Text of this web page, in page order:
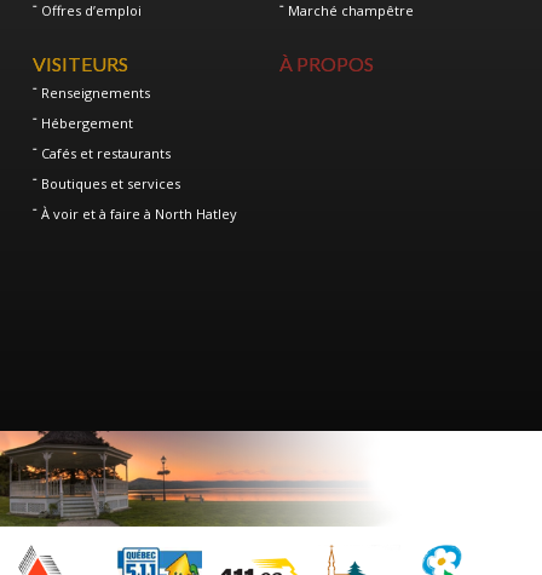
Offres d’emploi
Marché champêtre
VISITEURS
Renseignements
Hébergement
Cafés et restaurants
Boutiques et services
À voir et à faire à North Hatley
À PROPOS